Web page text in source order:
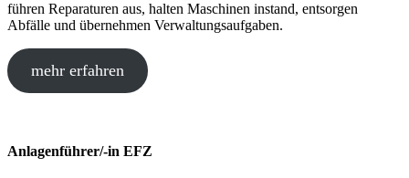
führen Reparaturen aus, halten Maschinen instand, entsorgen
Abfälle und übernehmen Verwaltungsaufgaben.
mehr erfahren
Anlagenführer/-in EFZ